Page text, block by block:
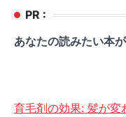
PR :
あなたの読みたい本
育毛剤の効果: 髪が変